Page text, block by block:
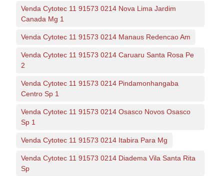
Venda Cytotec 11 91573 0214 Nova Lima Jardim
Canada Mg 1
Venda Cytotec 11 91573 0214 Manaus Redencao Am
Venda Cytotec 11 91573 0214 Caruaru Santa Rosa Pe
2
Venda Cytotec 11 91573 0214 Pindamonhangaba
Centro Sp 1
Venda Cytotec 11 91573 0214 Osasco Novos Osasco
Sp 1
Venda Cytotec 11 91573 0214 Itabira Para Mg
Venda Cytotec 11 91573 0214 Diadema Vila Santa Rita
Sp